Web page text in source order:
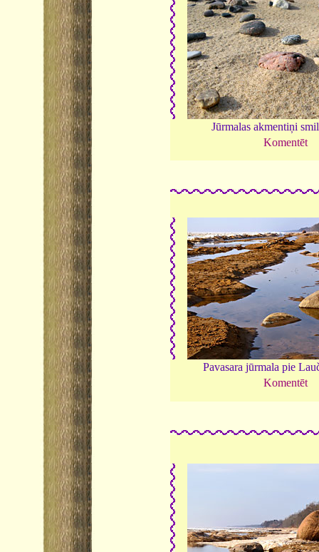
Jūrmalas akmentiņi
Komentēt
Pavasara jūrmala pie
Komentēt